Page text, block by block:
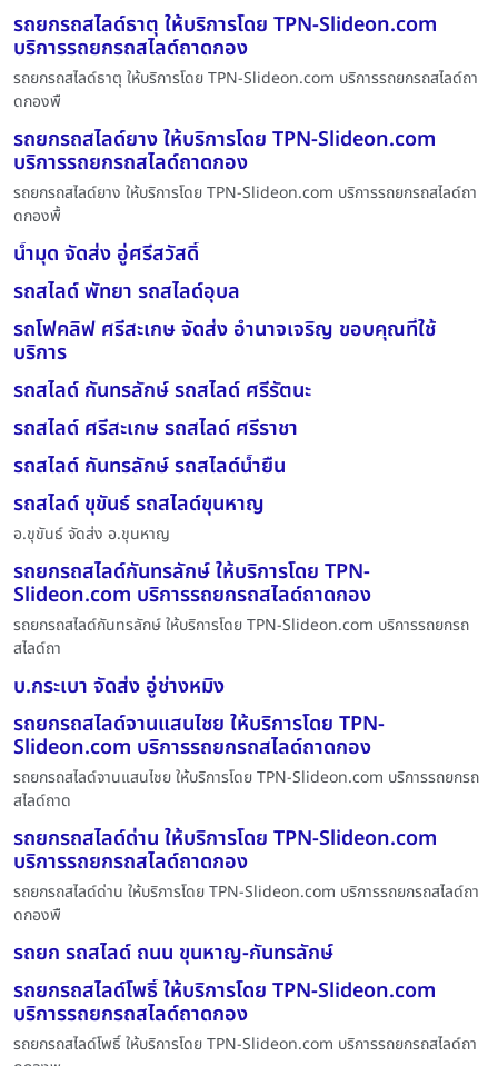
รถยกรถสไลด์ธาตุ ให้บริการโดย TPN-Slideon.com
บริการรถยกรถสไลด์ถาดกอง
รถยกรถสไลด์ธาตุ ให้บริการโดย TPN-Slideon.com บริการรถยกรถสไลด์ถา
ดกองพื
รถยกรถสไลด์ยาง ให้บริการโดย TPN-Slideon.com
บริการรถยกรถสไลด์ถาดกอง
รถยกรถสไลด์ยาง ให้บริการโดย TPN-Slideon.com บริการรถยกรถสไลด์ถา
ดกองพื้
น้ำมุด จัดส่ง อู่ศรีสวัสดิ์
รถสไลด์ พัทยา รถสไลด์อุบล
รถโฟคลิฟ ศรีสะเกษ จัดส่ง อำนาจเจริญ ขอบคุณที่ใช้
บริการ
รถสไลด์ กันทรลักษ์ รถสไลด์ ศรีรัตนะ
รถสไลด์ ศรีสะเกษ รถสไลด์ ศรีราชา
รถสไลด์ กันทรลักษ์ รถสไลด์น้ำยืน
รถสไลด์ ขุขันธ์ รถสไลด์ขุนหาญ
อ.ขุขันธ์ จัดส่ง อ.ขุนหาญ
รถยกรถสไลด์กันทรลักษ์ ให้บริการโดย TPN-
Slideon.com บริการรถยกรถสไลด์ถาดกอง
รถยกรถสไลด์กันทรลักษ์ ให้บริการโดย TPN-Slideon.com บริการรถยกรถ
สไลด์ถา
บ.กระเบา จัดส่ง อู่ช่างหมิง
รถยกรถสไลด์จานแสนไชย ให้บริการโดย TPN-
Slideon.com บริการรถยกรถสไลด์ถาดกอง
รถยกรถสไลด์จานแสนไชย ให้บริการโดย TPN-Slideon.com บริการรถยกรถ
สไลด์ถาด
รถยกรถสไลด์ด่าน ให้บริการโดย TPN-Slideon.com
บริการรถยกรถสไลด์ถาดกอง
รถยกรถสไลด์ด่าน ให้บริการโดย TPN-Slideon.com บริการรถยกรถสไลด์ถา
ดกองพื
รถยก รถสไลด์ ถนน ขุนหาญ-กันทรลักษ์
รถยกรถสไลด์โพธิ์ ให้บริการโดย TPN-Slideon.com
บริการรถยกรถสไลด์ถาดกอง
รถยกรถสไลด์โพธิ์ ให้บริการโดย TPN-Slideon.com บริการรถยกรถสไลด์ถา